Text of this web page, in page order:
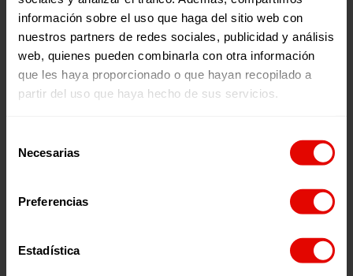
información sobre el uso que haga del sitio web con
nuestros partners de redes sociales, publicidad y análisis
web, quienes pueden combinarla con otra información
que les haya proporcionado o que hayan recopilado a
partir del uso que haya hecho de sus servicios.
Necesarias
Preferencias
Estadística
personas desplazadas y afectadas por esta crisis.>
NECESITAMOS TU AYUDA